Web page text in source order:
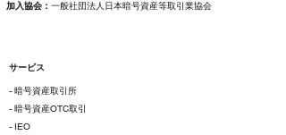
加入協会： 一般社団法人日本暗号資産等取引業協会
サービス
- 暗号資産取引所
- 暗号資産OTC取引
- IEO